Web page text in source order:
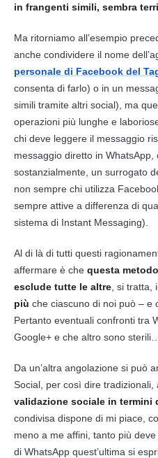
in frangenti simili, sembra
Ma ritorniamo all’esempio
anche condividere il nome
personale di Facebook del
consenta di farlo) o in un
simili tramite altri social), ma
operazioni più lunghe e
chi deve leggere il messaggio
messaggio diretto in WhatsApp,
sostanzialmente, un surrogato
non sempre chi utilizza
sempre attive a differenza di
sistema di Instant Messaging).
Al di là di tutti questi
affermare è che questa
esclude tutte le altre , si
più che ciascuno di noi può – e
Pertanto eventuali confronti tra
Google+ e che altro sono sterili…
Da un’altra angolazione si può
Social, per così dire tradizionali,
validazione sociale in termini
condivisa dispone di mi piace,
meno a me affini, tanto più
di WhatsApp quest’ultima si